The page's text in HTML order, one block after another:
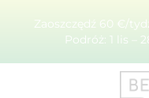
Zaoszczędź 60 €/
Podróż: 1 lis –